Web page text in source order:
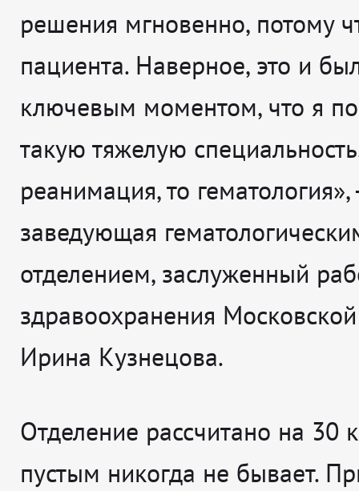
решения мгновенно, потому
пациента. Наверное, это и
ключевым моментом, что я
такую тяжелую
реанимация, то гематология»,
заведующая
отделением, заслуженный
здравоохранения
Ирина Кузнецова.
Отделение рассчитано на 30
пустым никогда не бывает.